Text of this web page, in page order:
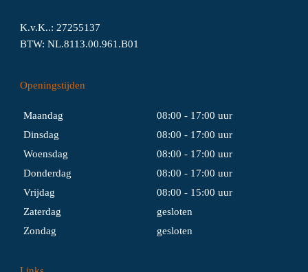
K.v.K..: 27255137
BTW: NL.8113.00.961.B01
Openingstijden
Maandag
08:00 - 17:00 uur
Dinsdag
08:00 - 17:00 uur
Woensdag
08:00 - 17:00 uur
Donderdag
08:00 - 17:00 uur
Vrijdag
08:00 - 15:00 uur
Zaterdag
gesloten
Zondag
gesloten